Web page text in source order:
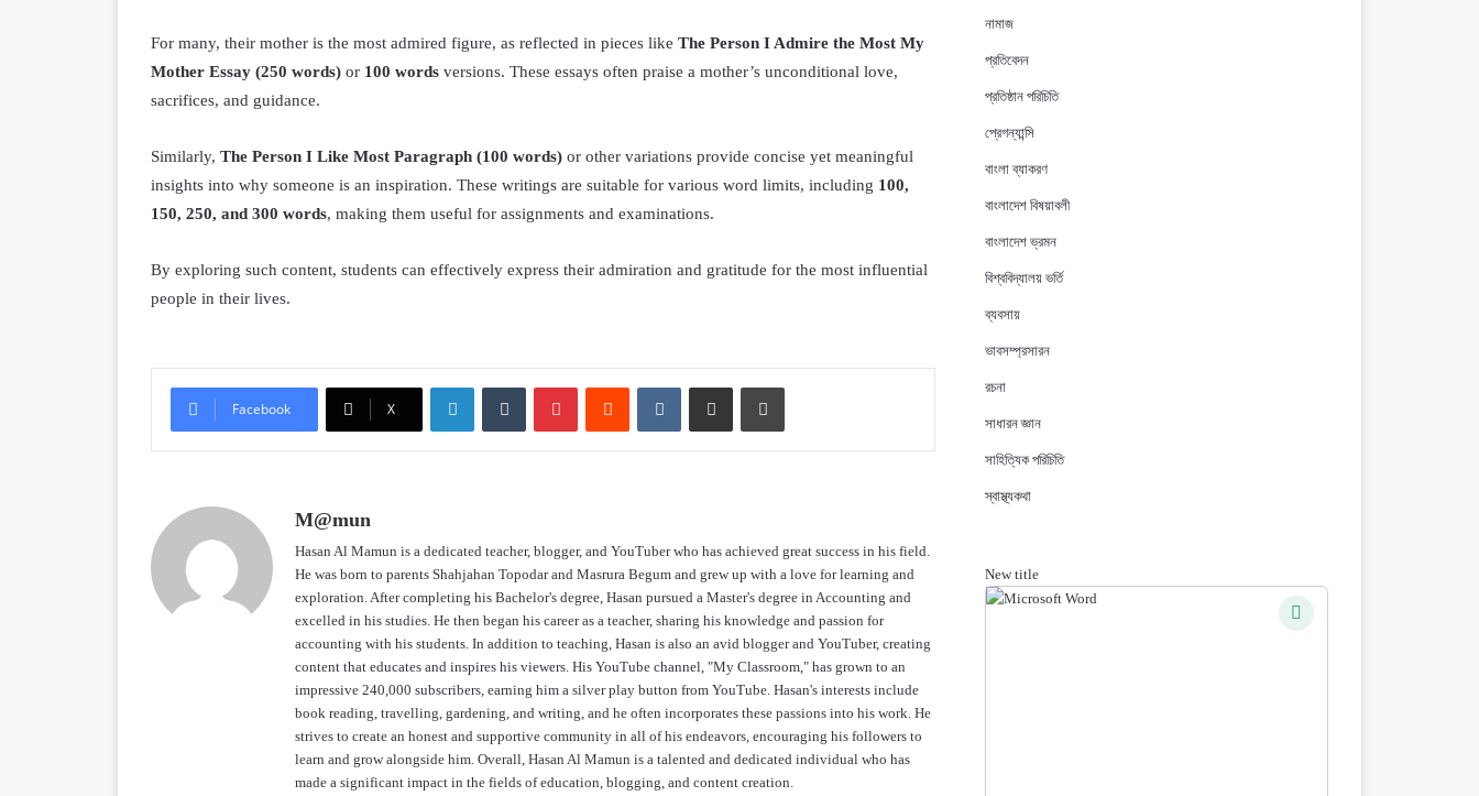
For many, their mother is the most admired figure, as reflected in pieces like The Person I Admire the Most My
Mother Essay (250 words) or 100 words versions. These essays often praise a mother’s unconditional love,
sacrifices, and guidance.
Similarly, The Person I Like Most Paragraph (100 words) or other variations provide concise yet meaningful
insights into why someone is an inspiration. These writings are suitable for various word limits, including 100,
150, 250, and 300 words, making them useful for assignments and examinations.
By exploring such content, students can effectively express their admiration and gratitude for the most influential
people in their lives.
Facebook X
LinkedInTumblr PinterestReddit VKontakteShare via Email Print
M@mun
Hasan Al Mamun is a dedicated teacher, blogger, and YouTuber who has achieved great success in his field.
He was born to parents Shahjahan Topodar and Masrura Begum and grew up with a love for learning and
exploration. After completing his Bachelor's degree, Hasan pursued a Master's degree in Accounting and
excelled in his studies. He then began his career as a teacher, sharing his knowledge and passion for
accounting with his students. In addition to teaching, Hasan is also an avid blogger and YouTuber, creating
content that educates and inspires his viewers. His YouTube channel, "My Classroom," has grown to an
impressive 240,000 subscribers, earning him a silver play button from YouTube. Hasan's interests include
book reading, travelling, gardening, and writing, and he often incorporates these passions into his work. He
strives to create an honest and supportive community in all of his endeavors, encouraging his followers to
learn and grow alongside him. Overall, Hasan Al Mamun is a talented and dedicated individual who has
made a significant impact in the fields of education, blogging, and content creation.
Short Composition: Technical
Education। ‍SSC HSC
নামাজ
প্রতিবেদন
প্রতিষ্ঠান পরিচিতি
প্রেগন্যান্সি
বাংলা ব্যাকরণ
বাংলাদেশ বিষয়াবলী
বাংলাদেশ ভ্রমন
বিশ্ববিদ্যালয় ভর্তি
ব্যবসায়
ভাবসম্প্রসারন
রচনা
সাধারন জ্ঞান
সাহিত্যিক পরিচিতি
স্বাস্থ্যকথা
New title